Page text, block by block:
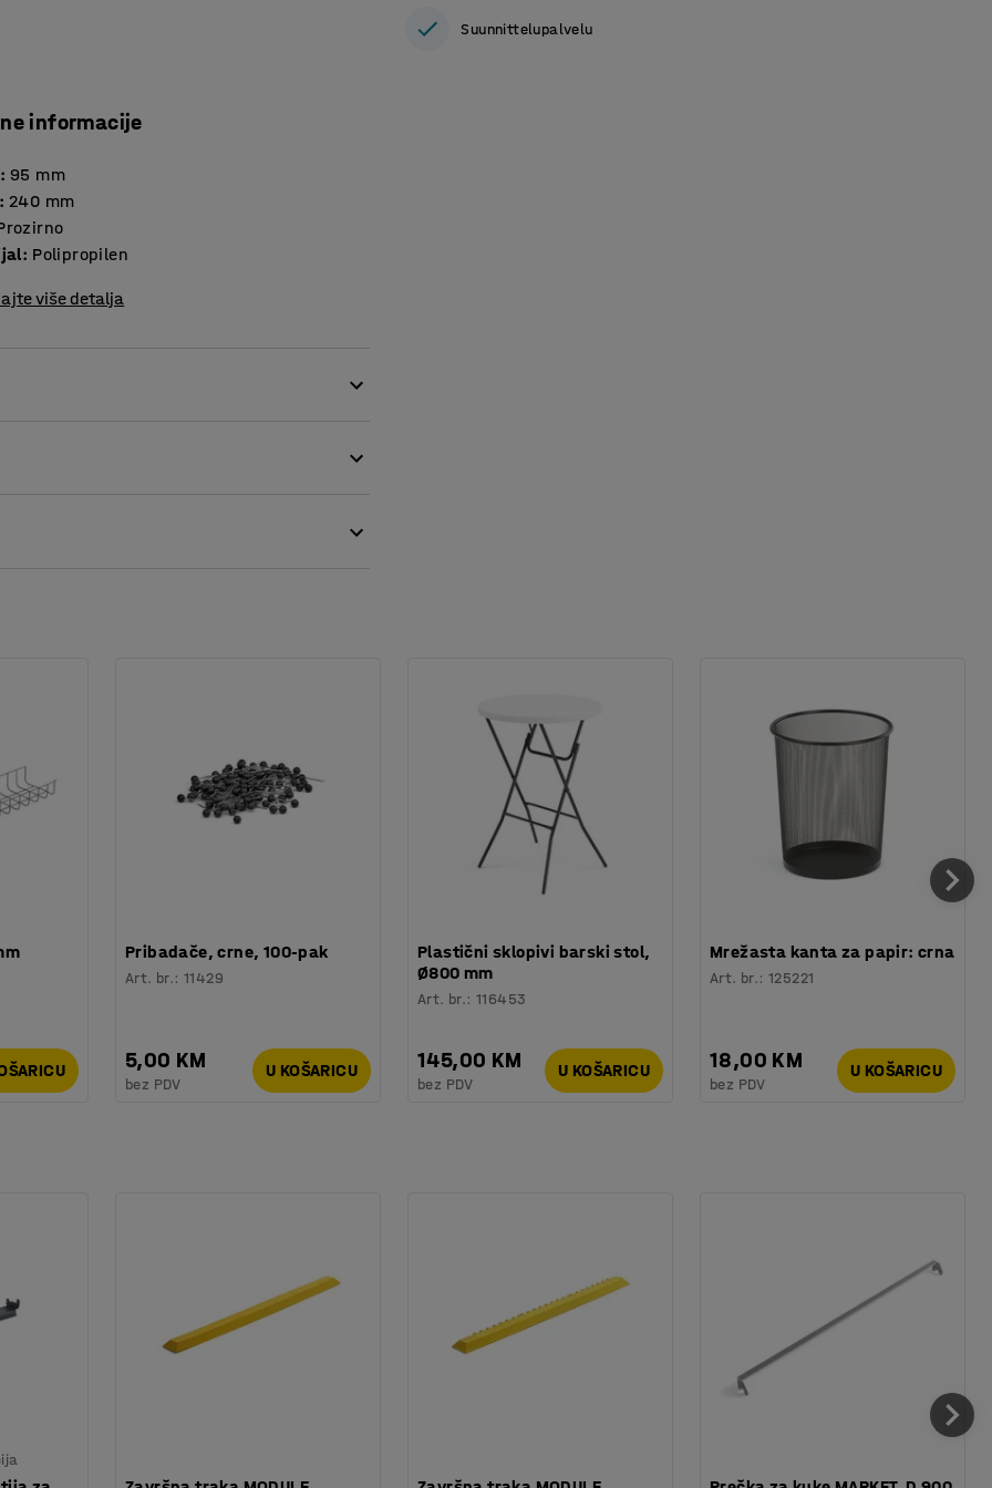
informacije
: 95 mm
: 240 mm
: Polipropilen
više detalja
u istoj kutiji bez njihovog miješanja.
Suunnittelupalvelu
Pribadače, crne, 100-pak
Art. br.:11429
5,00 KM
bez PDV
U KOŠARICU
Plastični sklopivi barski stol,
Ø800 mm
Art. br.:116453
145,00 KM
bez PDV
U KOŠARICU
Mrežasta kanta za papir: crna
Art. br.:125221
18,00 KM
bez PDV
U KOŠARICU